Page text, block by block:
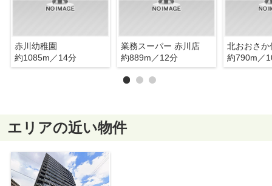
赤川幼稚園
約1085m／14分
業務スーパー 赤川店
約889m／12分
約790m／
エリアの近い物件